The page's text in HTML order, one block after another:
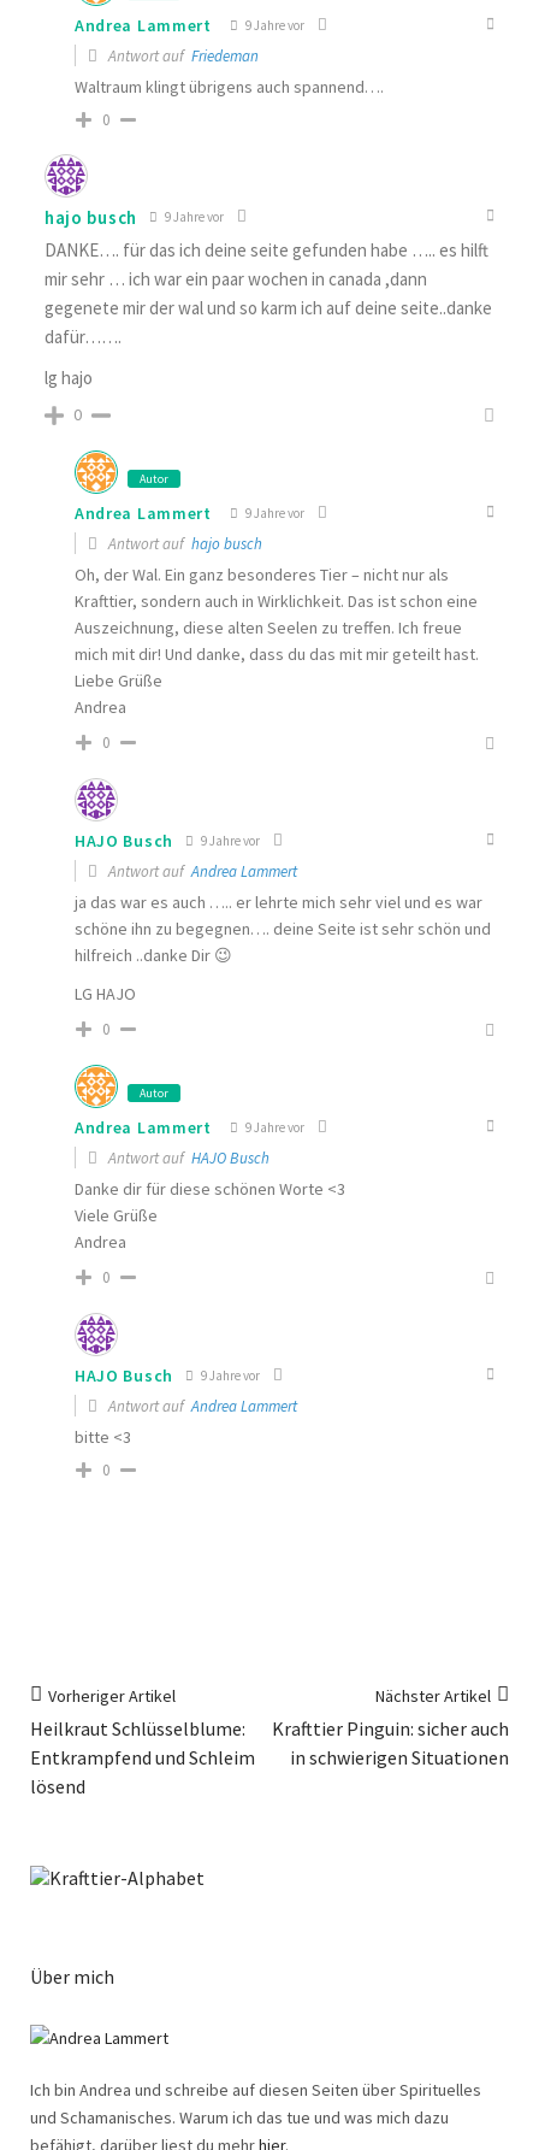
Andrea Lammert 9 Jahre vor
Antwort auf Friedeman
Waltraum klingt übrigens auch spannend….
0
hajo busch 9 Jahre vor
DANKE…. für das ich deine seite gefunden habe ….. es hilft
mir sehr … ich war ein paar wochen in canada ,dann
gegenete mir der wal und so karm ich auf deine seite..danke
dafür…….
lg hajo
0
Autor
Andrea Lammert 9 Jahre vor
Antwort auf hajo busch
Oh, der Wal. Ein ganz besonderes Tier – nicht nur als
Krafttier, sondern auch in Wirklichkeit. Das ist schon eine
Auszeichnung, diese alten Seelen zu treffen. Ich freue
mich mit dir! Und danke, dass du das mit mir geteilt hast.
Liebe Grüße
Andrea
0
HAJO Busch 9 Jahre vor
Antwort aufAndrea Lammert
ja das war es auch ….. er lehrte mich sehr viel und es war
schöne ihn zu begegnen…. deine Seite ist sehr schön und
hilfreich ..danke Dir 😉
LG HAJO
0
Autor
Andrea Lammert 9 Jahre vor
Antwort auf HAJO Busch
Danke dir für diese schönen Worte <3
Viele Grüße
Andrea
0
HAJO Busch 9 Jahre vor
Antwort aufAndrea Lammert
bitte <3
0
Vorheriger Artikel
Heilkraut Schlüsselblume:
Entkrampfend und Schleim
lösend
Nächster Artikel
Krafttier Pinguin: sicher auch
in schwierigen Situationen
Über mich
Ich bin Andrea und schreibe auf diesen Seiten über Spirituelles
und Schamanisches. Warum ich das tue und was mich dazu
befähigt, darüber liest du mehrhier.